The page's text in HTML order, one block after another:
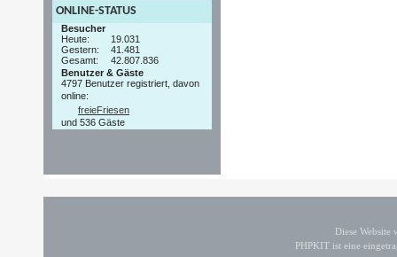
ONLINE-STATUS
Besucher
Heute:
19.031
Gestern:
41.481
Gesamt:
42.807.836
Benutzer & Gäste
4797 Benutzer registriert, davon
online:
freieFriesen
und 536 Gäste
Diese
PHPKIT ist eine